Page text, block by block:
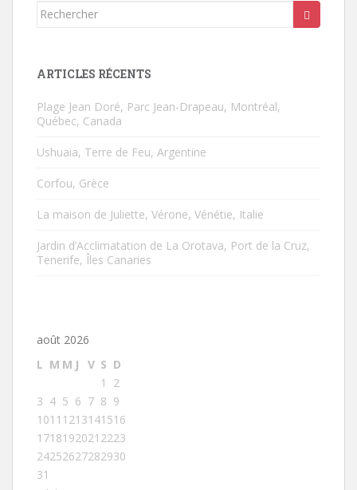
Rechercher...
ARTICLES RÉCENTS
Plage Jean Doré, Parc Jean-Drapeau, Montréal,
Québec, Canada
Ushuaia, Terre de Feu, Argentine
Corfou, Grèce
La maison de Juliette, Vérone, Vénétie, Italie
Jardin d’Acclimatation de La Orotava, Port de la Cruz,
Tenerife, Îles Canaries
août 2026
L M M J V S D
1
2
3 4 5 6 7 8 9
1011 1213141516
1718192021 2223
24252627282930
31